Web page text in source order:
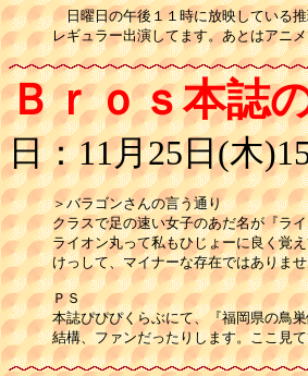
日曜日の午後１１時に放映している
Ｂｒｏｓ本誌
日：11月25日(木
＞バラゴンさんの言う通り
クラスで足の速い女子のあだ名が『ラ
ライオン丸って私もひじょーに良く覚
けっして、マイナーな存在ではありま
ＰＳ
本誌ぴぴぴくらぶにて、『福岡県の鳥